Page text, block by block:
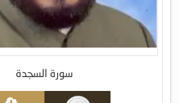
سورة السجدة